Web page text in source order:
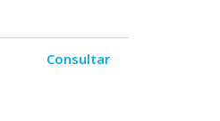
Consultar